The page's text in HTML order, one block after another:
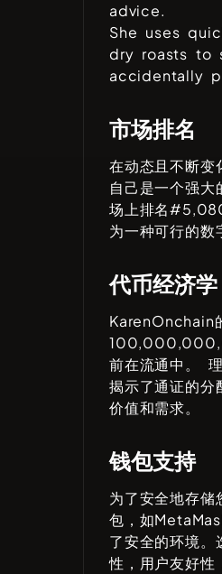
advice.
She uses
dry roasts to
accidentally
市场排名
在动态且不断变
自己是一个强
场上排名#
为一种可行的数
代币经济学
KarenOnchain
前在流通中。
揭示了通证的分
价值和需求。
钱包支持
为了安全地存储
包，如
了安全的环境。
性，用户友好性